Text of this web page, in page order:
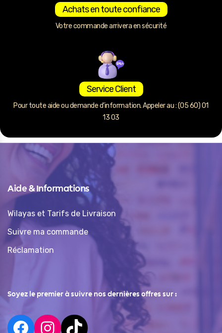
Achats en toute confiance
Votre commande arrivera en sécurité
Service Client
Pour toute aide ou demande d’information. Appeler au : (05 60) 01
13 03
Aide & Informations
Wilayas et Tarifs de Livraison
Suivre ma commande
Réclamation
Soyez le premier à suivre nos dernières offres sur :